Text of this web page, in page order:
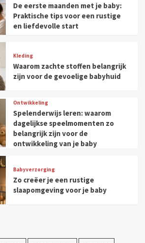
De eerste maanden met je baby:
Praktische tips voor een rustige
en liefdevolle start
Kleding
Waarom zachte stoffen belangrijk
zijn voor de gevoelige babyhuid
Ontwikkeling
Spelenderwijs leren: waarom
dagelijkse speelmomenten zo
belangrijk zijn voor de
ontwikkeling van je baby
Babyverzorging
Zo creëer je een rustige
slaapomgeving voor je baby